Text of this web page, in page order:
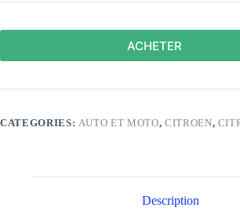
ACHETER
CATEGORIES: AUTO ET MOTO, CITROEN,
Description